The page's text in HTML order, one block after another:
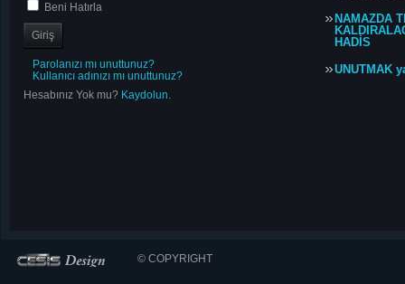
Beni Hatırla
Parolanızı mı unuttunuz?
Kullanıcı adınızı mı unuttunuz?
Hesabınız Yok mu? Kaydolun.
NAMAZDA
HADİS
UNUTMAK
© COPYRIGHT